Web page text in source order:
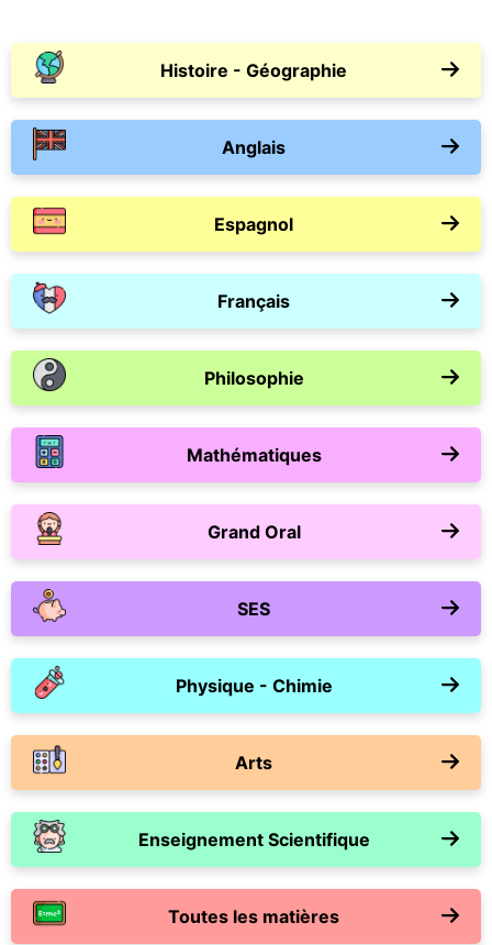
Histoire - Géographie
Anglais
Espagnol
Français
Philosophie
Mathématiques
Grand Oral
SES
Physique - Chimie
Arts
Enseignement Scientifique
Toutes les matières